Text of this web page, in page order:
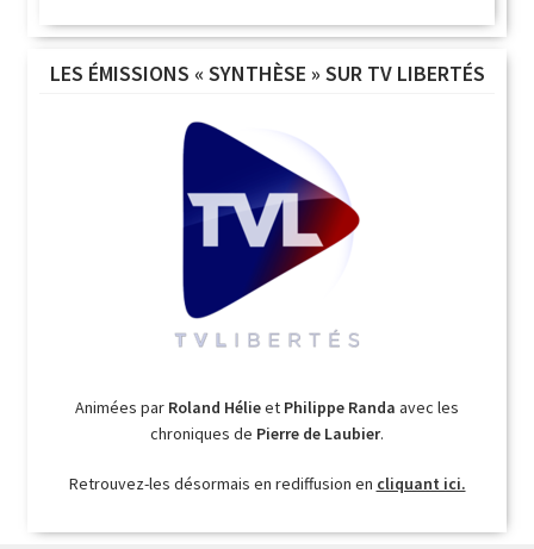
LES ÉMISSIONS « SYNTHÈSE » SUR TV LIBERTÉS
Animées par Roland Hélieet Philippe Randa avec les
chroniques de Pierre de Laubier.
Retrouvez-les désormais en rediffusion en cliquant ici.